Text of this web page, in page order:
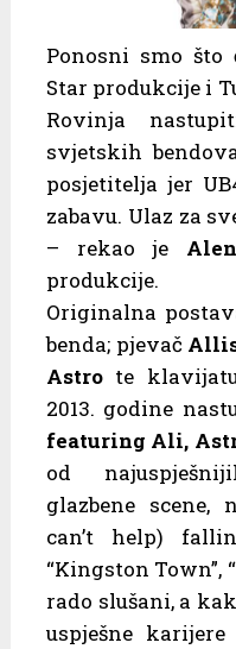
Ponosni smo
Star produkcije i
Rovinja
svjetskih
posjetitelja jer
zabavu. Ulaz za
– rekao je
produkcije.
Originalna
benda; pjevač
Astrote
2013. godine
featuring Ali,
od
glazbene
can’t help)
“Kingston Town”,
rado slušani, a
uspješne